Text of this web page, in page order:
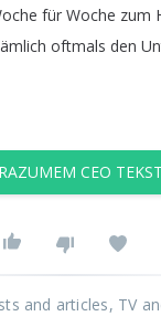
für Woche zum
oftmals den
RAZUMEM CEO TEKST
and articles, TV